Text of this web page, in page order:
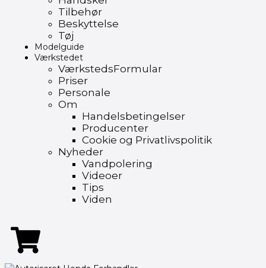
Tilbehør
Beskyttelse
Tøj
Modelguide
Værkstedet
VærkstedsFormular
Priser
Personale
Om
Handelsbetingelser
Producenter
Cookie og Privatlivspolitik
Nyheder
Vandpolering
Videoer
Tips
Viden